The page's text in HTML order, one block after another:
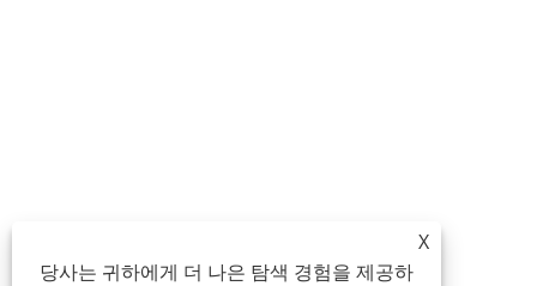
X
당사는 귀하에게 더 나은 탐색 경험을 제공하